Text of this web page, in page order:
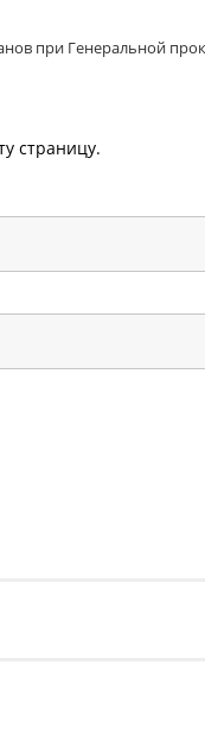
при Генеральной
страницу.